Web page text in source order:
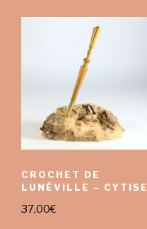
CROCHET DE
LUNÉVILLE – CYTISE
37,00€